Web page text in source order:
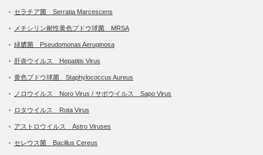
セラチア菌 Serratia Marcescens
メチシリン耐性黄色ブドウ球菌 MRSA
緑膿菌 Pseudomonas Aeruginosa
肝炎ウイルス Hepatitis Virus
黄色ブドウ球菌 Staphylococcus Aureus
ノロウイルス Noro Virus / サポウイルス Sapo Virus
ロタウイルス Rota Virus
アストロウイルス Astro Viruses
セレウス菌 Bacillus Cereus